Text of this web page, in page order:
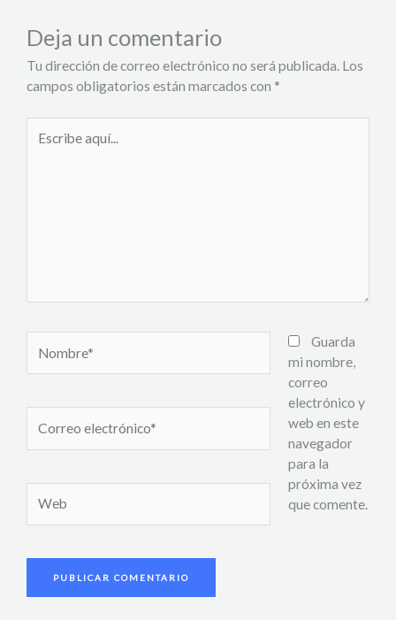
Deja un comentario
Tu dirección de correo electrónico no será publicada. Los
campos obligatorios están marcados con *
aquí...
electrónico*
Guarda
mi nombre,
correo
electrónico y
web en este
navegador
para la
próxima vez
que comente.